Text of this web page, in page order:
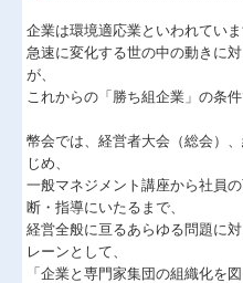
協同組合経営
農業経営
確定申告支援
経営計画支援
社会福祉法人・公益法人
企業は環境適応業といわれていま
急速に変化する世の中の動きに
が、
これからの「勝ち組企業」の条件
幣会では、経営者大会（総会）
じめ、
一般マネジメント講座から社員
断・指導にいたるまで、
経営全般に亘るあらゆる問題に
レーンとして、
「企業と専門家集団の組織化を図